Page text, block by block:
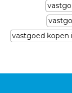
vastgoed kopen